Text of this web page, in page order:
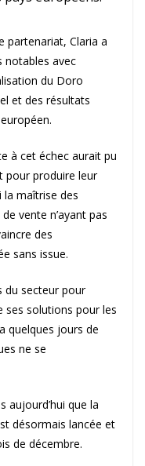
partenariat, Claria a
notables avec
du Doro
et des résultats
à cet échec aurait pu
pour produire leur
maîtrise des
vente n’ayant pas
des
sans issue.
du secteur pour
ses solutions pour les
quelques jours de
ne se
aujourd’hui que la
désormais lancée et
de décembre.